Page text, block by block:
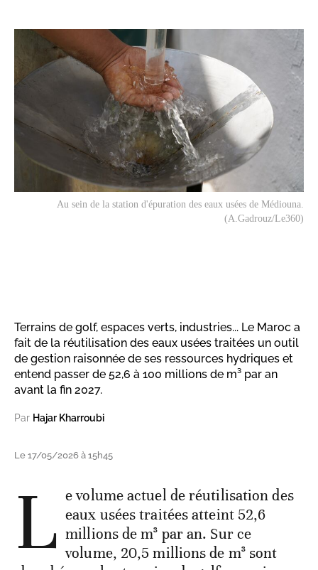
Au sein de la station d'épuration des eaux usées de Médiouna.
(A.Gadrouz/Le360)
Terrains de golf, espaces verts, industries... Le Maroc a
fait de la réutilisation des eaux usées traitées un outil
de gestion raisonnée de ses ressources hydriques et
entend passer de 52,6 à 100 millions de m³ par an
avant la fin 2027.
Par Hajar Kharroubi
Le 17/05/2026 à 15h45
L e volume actuel de réutilisation des
eaux usées traitées atteint 52,6
millions de m³ par an. Sur ce
volume, 20,5 millions de m³ sont